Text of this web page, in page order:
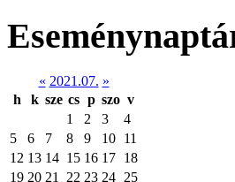
« 2021.07. »
h
k sze cs p szo v
1
2 3
4
5
6 7 8 9 10 11
12 13 14 15 16 17 18
19 20 21 22 23 24 25